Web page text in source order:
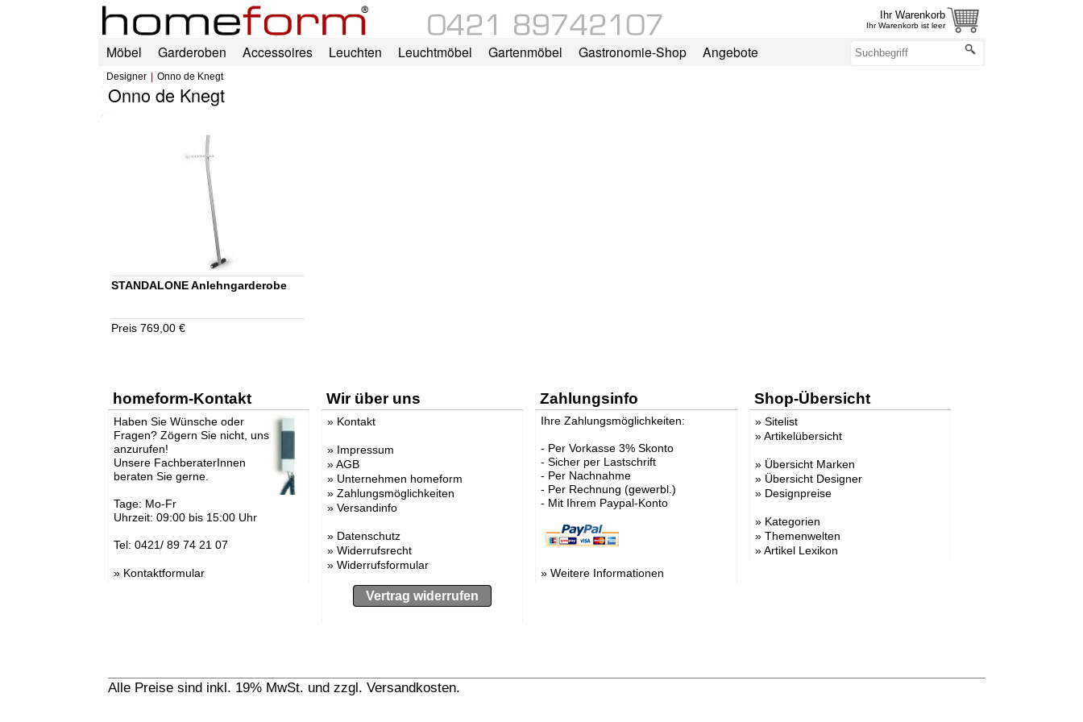
Ihr Warenkorb
Ihr Warenkorb ist leer
Möbel Garderoben Accessoires Leuchten Leuchtmöbel Gartenmöbel Gastronomie-Shop Angebote
Designer Onno de Knegt
Onno de Knegt
STANDALONE Anlehngarderobe
Preis 769,00 €
homeform-Kontakt
Haben Sie Wünsche oder
Fragen? Zögern Sie nicht, uns
anzurufen!
Unsere FachberaterInnen
beraten Sie gerne.
Tage: Mo-Fr
Uhrzeit: 09:00 bis 15:00 Uhr
Tel: 0421/ 89 74 21 07
» Kontaktformular
Wir über uns
» Kontakt
» Impressum
»AGB
» Unternehmen homeform
» Zahlungsmöglichkeiten
» Versandinfo
» Datenschutz
» Widerrufsrecht
» Widerrufsformular
Vertrag widerrufen
Zahlungsinfo
Ihre Zahlungsmöglichkeiten:
- Per Vorkasse 3% Skonto
- Sicher per Lastschrift
- Per Nachnahme
- Per Rechnung (gewerbl.)
- Mit Ihrem Paypal-Konto
»Weitere Informationen
Shop-Übersicht
» Sitelist
»Artikelübersicht
» Übersicht Marken
» Übersicht Designer
» Designpreise
» Kategorien
» Themenwelten
»Artikel Lexikon
Alle Preise sind inkl. 19% MwSt. und zzgl. Versandkosten.